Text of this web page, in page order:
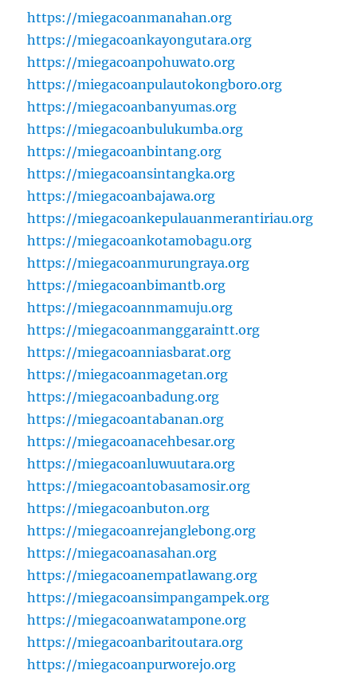
https://miegacoanmanahan.org
https://miegacoankayongutara.org
https://miegacoanpohuwato.org
https://miegacoanpulautokongboro.org
https://miegacoanbanyumas.org
https://miegacoanbulukumba.org
https://miegacoanbintang.org
https://miegacoansintangka.org
https://miegacoanbajawa.org
https://miegacoankepulauanmerantiriau.org
https://miegacoankotamobagu.org
https://miegacoanmurungraya.org
https://miegacoanbimantb.org
https://miegacoannmamuju.org
https://miegacoanmanggaraintt.org
https://miegacoanniasbarat.org
https://miegacoanmagetan.org
https://miegacoanbadung.org
https://miegacoantabanan.org
https://miegacoanacehbesar.org
https://miegacoanluwuutara.org
https://miegacoantobasamosir.org
https://miegacoanbuton.org
https://miegacoanrejanglebong.org
https://miegacoanasahan.org
https://miegacoanempatlawang.org
https://miegacoansimpangampek.org
https://miegacoanwatampone.org
https://miegacoanbaritoutara.org
https://miegacoanpurworejo.org